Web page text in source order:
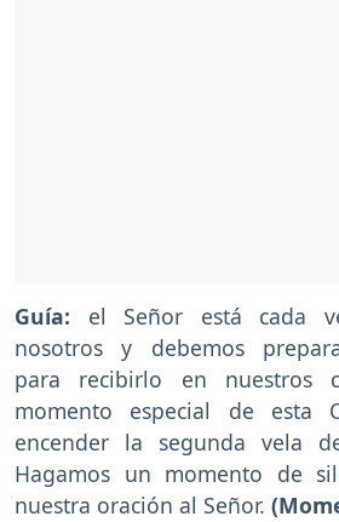
Guía: el Señor está cada
nosotros y debemos
para recibirlo en nuestros
momento especial de esta
encender la segunda vela
Hagamos un momento de
nuestra oración al Señor.